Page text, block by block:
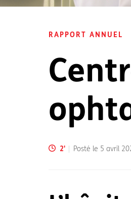
RAPPORT ANNUEL
Temps de lecture:
2' Posté le 5 avril